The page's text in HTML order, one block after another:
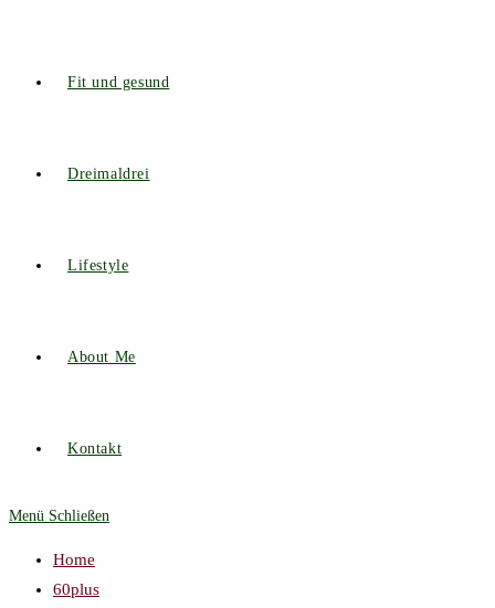
Fit und gesund
Dreimaldrei
Lifestyle
About Me
Kontakt
Menü Schließen
Home
60plus